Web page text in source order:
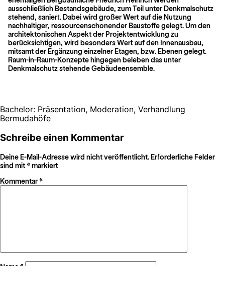
ausschließlich Bestandsgebäude, zum Teil unter Denkmalschutz
stehend, saniert. Dabei wird großer Wert auf die Nutzung
nachhaltiger, ressourcenschonender Baustoffe gelegt. Um den
architektonischen Aspekt der Projektentwicklung zu
berücksichtigen, wird besonders Wert auf den Innenausbau,
mitsamt der Ergänzung einzelner Etagen, bzw. Ebenen gelegt.
Raum-in-Raum-Konzepte hingegen beleben das unter
Denkmalschutz stehende Gebäudeensemble.
Bachelor: Präsentation, Moderation, Verhandlung
Bermudahöfe
Schreibe einen Kommentar
Deine E-Mail-Adresse wird nicht veröffentlicht.Erforderliche Felder
sind mit*markiert
Kommentar*
Name *